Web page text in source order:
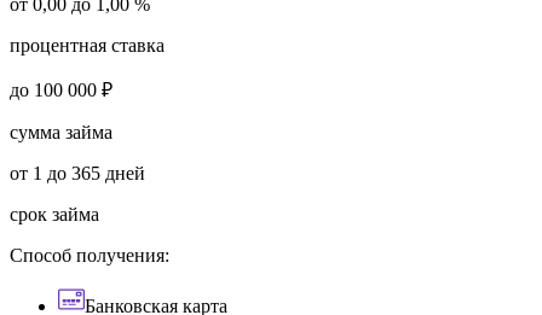
процентная ставка
до 100 000 ₽
сумма займа
от 1 до 365 дней
срок займа
Способ получения:
Банковская карта